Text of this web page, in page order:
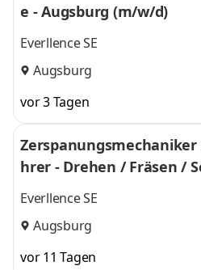
e - Augsburg (m/w/d)
Everllence SE
Augsburg
vor 3 Tagen
Zerspanungsmechaniker
hrer - Drehen / Fräsen /
Everllence SE
Augsburg
vor 11 Tagen